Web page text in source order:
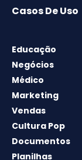
Casos De Uso
Educação
Negócios
Médico
Marketing
Vendas
Cultura Pop
Documentos
Planilhas